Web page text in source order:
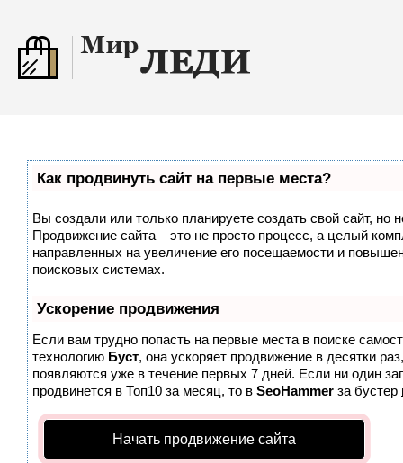
Как продвинуть сайт на первые места?
Вы создали или только планируете создать свой сайт, но
Продвижение сайта – это не просто процесс, а целый
направленных на увеличение его посещаемости и
поисковых системах.
Ускорение продвижения
Если вам трудно попасть на первые места в поиске
технологию Буст, она ускоряет продвижение в десятки
появляются уже в течение первых 7 дней. Если ни один
продвинется в Топ10 за месяц, то в SeoHammer за бустер
Начать продвижение сайта